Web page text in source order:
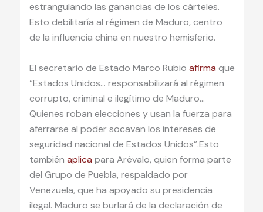
estrangulando las ganancias de los cárteles.
Esto debilitaría al régimen de Maduro, centro
de la influencia china en nuestro hemisferio.
El secretario de Estado Marco Rubio afirma que
“Estados Unidos… responsabilizará al régimen
corrupto, criminal e ilegítimo de Maduro…
Quienes roban elecciones y usan la fuerza para
aferrarse al poder socavan los intereses de
seguridad nacional de Estados Unidos”.Esto
también aplica para Arévalo, quien forma parte
del Grupo de Puebla, respaldado por
Venezuela, que ha apoyado su presidencia
ilegal. Maduro se burlará de la declaración de